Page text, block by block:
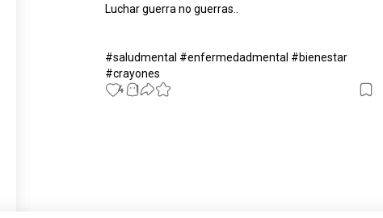
Luchar guerra no guerras..
#saludmental #enfermedadmental #bienestar
#crayones
4 1